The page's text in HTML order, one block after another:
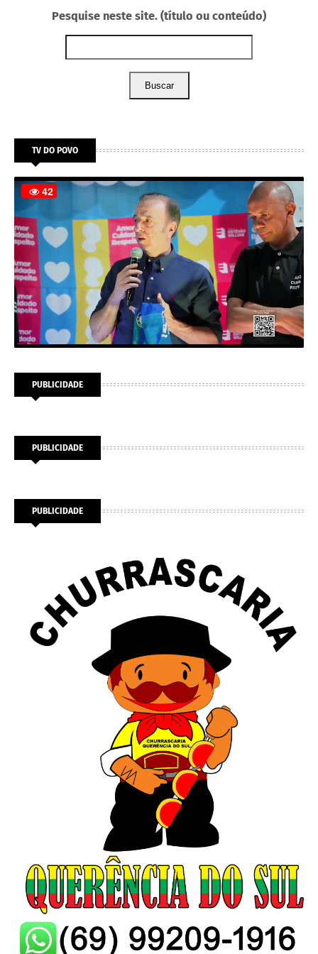
Pesquise neste site. (título ou conteúdo)
Buscar
TV DO POVO
PUBLICIDADE
PUBLICIDADE
PUBLICIDADE